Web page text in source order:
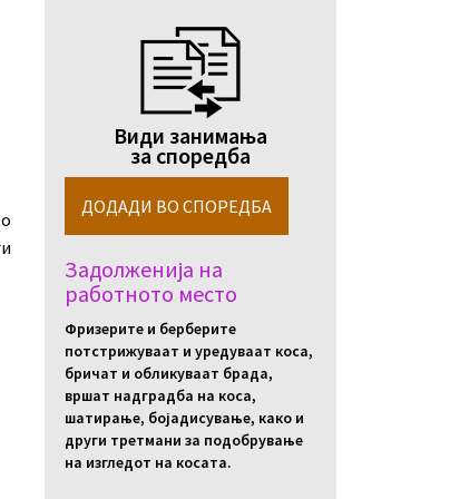
Види занимања
за споредба
Задолженија на
работното место
Фризерите и берберите
потстрижуваат и уредуваат коса,
бричат и обликуваат брада,
вршат надградба на коса,
шатирање, бојадисување, како и
други третмани за подобрување
на изгледот на косата.